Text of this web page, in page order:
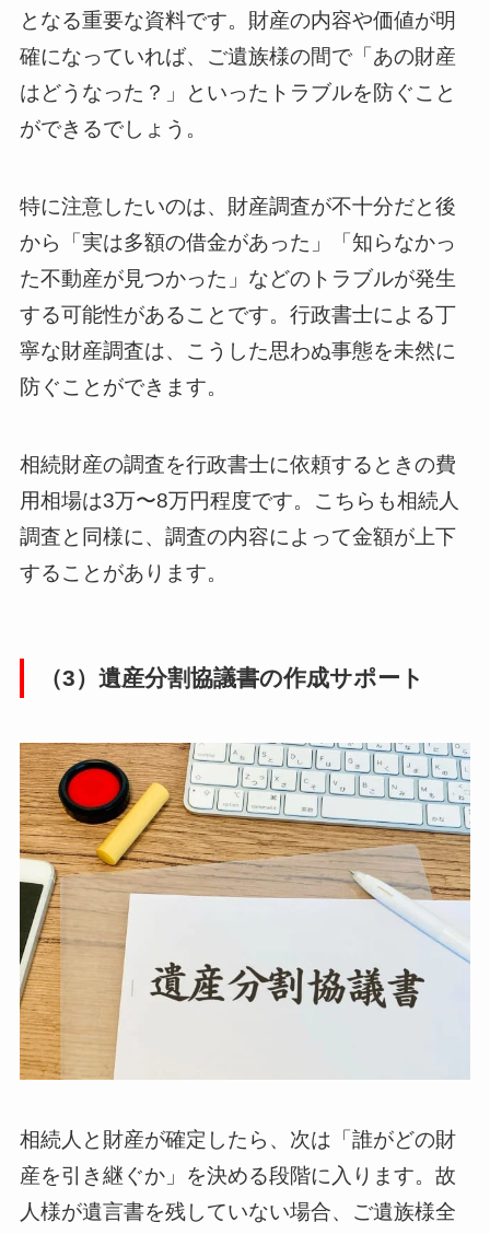
となる重要な資料です。財産の内容や価値が明
確になっていれば、ご遺族様の間で「あの財産
はどうなった？」といったトラブルを防ぐこと
ができるでしょう。
特に注意したいのは、財産調査が不十分だと後
から「実は多額の借金があった」「知らなかっ
た不動産が見つかった」などのトラブルが発生
する可能性があることです。行政書士による丁
寧な財産調査は、こうした思わぬ事態を未然に
防ぐことができます。
相続財産の調査を行政書士に依頼するときの費
用相場は3万〜8万円程度です。こちらも相続人
調査と同様に、調査の内容によって金額が上下
することがあります。
（3）遺産分割協議書の作成サポート
相続人と財産が確定したら、次は「誰がどの財
産を引き継ぐか」を決める段階に入ります。故
人様が遺言書を残していない場合、ご遺族様全